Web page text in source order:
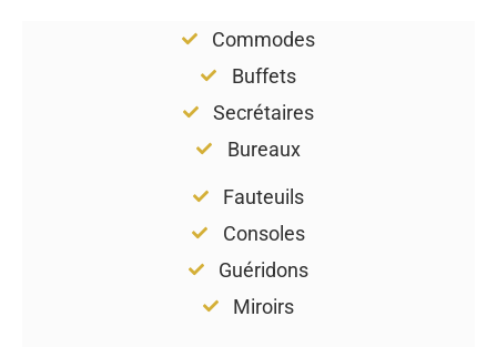
Commodes
Buffets
Secrétaires
Bureaux
Fauteuils
Consoles
Guéridons
Miroirs